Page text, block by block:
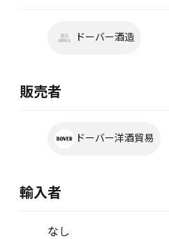
ドーバー酒造
販売者
ドーバー洋酒貿易
輸入者
なし